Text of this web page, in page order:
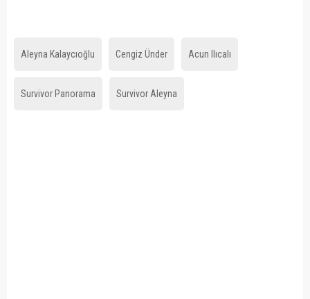
Aleyna Kalaycıoğlu Cengiz Ünder Acun Ilıcalı
Survivor Panorama Survivor Aleyna